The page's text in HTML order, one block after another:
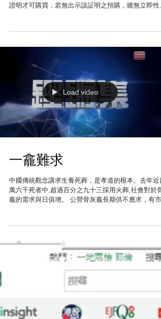
證明才可購買，若無出示該証明之預購，雖無立即性
Load video
一龕難求
中國傳統觀念講求生養死葬，是孝道的根本。去年近
萬六千死者中,超過百分之九十三採用火葬,社會對於
龕的需求與日俱增。 公營骨灰龕長期供不應求，有市
制度，而在兩個月前，私營...